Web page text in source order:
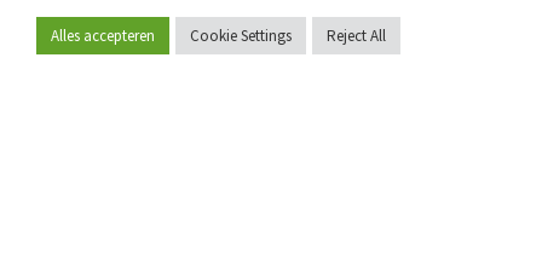
Word lid
Alles accepteren Cookie Settings Reject All